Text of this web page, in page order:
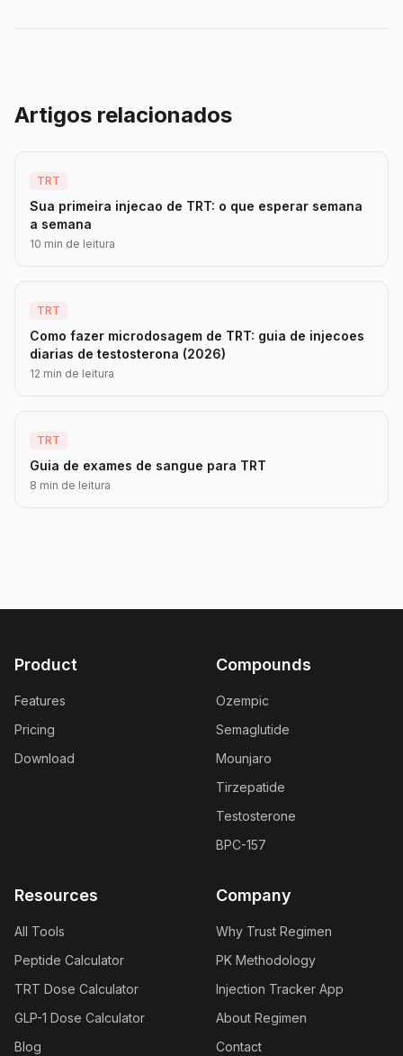
Artigos relacionados
TRT
Sua primeira injecao de TRT: o que esperar semana
a semana
10 min de leitura
TRT
Como fazer microdosagem de TRT: guia de injecoes
diarias de testosterona (2026)
12 min de leitura
TRT
Guia de exames de sangue para TRT
8 min de leitura
Product
Features
Pricing
Download
Compounds
Ozempic
Semaglutide
Mounjaro
Tirzepatide
Testosterone
BPC-157
Resources
All Tools
Peptide Calculator
TRT Dose Calculator
GLP-1 Dose Calculator
Blog
Company
Why Trust Regimen
PK Methodology
Injection Tracker App
About Regimen
Contact